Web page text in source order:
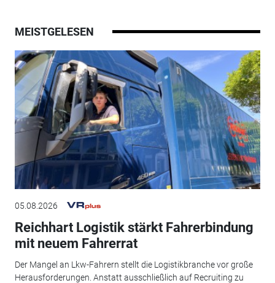
MEISTGELESEN
05.08.2026
Reichhart Logistik stärkt Fahrerbindung
mit neuem Fahrerrat
Der Mangel an Lkw-Fahrern stellt die Logistikbranche vor große
Herausforderungen. Anstatt ausschließlich auf Recruiting zu